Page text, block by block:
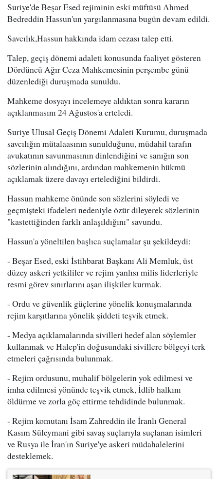
Suriye'de Beşar Esed rejiminin eski müftüsü Ahmed
Bedreddin Hassun'un yargılanmasına bugün devam edildi.
Savcılık,Hassun hakkında idam cezası talep etti.
Talep, geçiş dönemi adaleti konusunda faaliyet gösteren
Dördüncü Ağır Ceza Mahkemesinin perşembe günü
düzenlediği duruşmada sunuldu.
Mahkeme dosyayı incelemeye aldıktan sonra kararın
açıklanmasını 24 Ağustos'a erteledi.
Suriye Ulusal Geçiş Dönemi Adaleti Kurumu, duruşmada
savcılığın mütalaasının sunulduğunu, müdahil tarafın
avukatının savunmasının dinlendiğini ve sanığın son
sözlerinin alındığını, ardından mahkemenin hükmü
açıklamak üzere davayı ertelediğini bildirdi.
Hassun mahkeme önünde son sözlerini söyledi ve
geçmişteki ifadeleri nedeniyle özür dileyerek sözlerinin
"kastettiğinden farklı anlaşıldığını" savundu.
Hassun'a yöneltilen başlıca suçlamalar şu şekildeydi:
- Beşar Esed, eski İstihbarat Başkanı Ali Memluk, üst
düzey askeri yetkililer ve rejim yanlısı milis liderleriyle
resmi görev sınırlarını aşan ilişkiler kurmak.
- Ordu ve güvenlik güçlerine yönelik konuşmalarında
rejim karşıtlarına yönelik şiddeti teşvik etmek.
- Medya açıklamalarında sivilleri hedef alan söylemler
kullanmak ve Halep'in doğusundaki sivillere bölgeyi terk
etmeleri çağrısında bulunmak.
- Rejim ordusunu, muhalif bölgelerin yok edilmesi ve
imha edilmesi yönünde teşvik etmek, İdlib halkını
öldürme ve zorla göç ettirme tehdidinde bulunmak.
- Rejim komutanı İsam Zahreddin ile İranlı General
Kasım Süleymani gibi savaş suçlarıyla suçlanan isimleri
ve Rusya ile İran'ın Suriye'ye askeri müdahalelerini
desteklemek.